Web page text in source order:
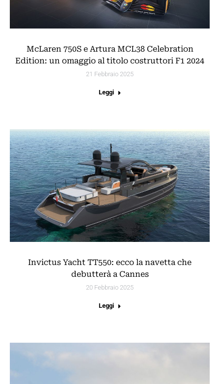
McLaren 750S e Artura MCL38 Celebration
Edition: un omaggio al titolo costruttori F1 2024
21 Febbraio 2025
Leggi
Invictus Yacht TT550: ecco la navetta che
debutterà a Cannes
20 Febbraio 2025
Leggi